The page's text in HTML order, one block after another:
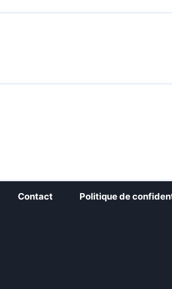
Contact Politique de